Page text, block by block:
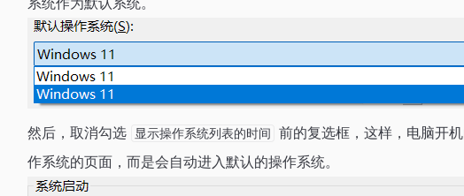
然后，取消勾选 显示操作系统列表的时间
前的复选框，这样，电脑开
作系统的页面，而是会自动进入默认的操作系统。